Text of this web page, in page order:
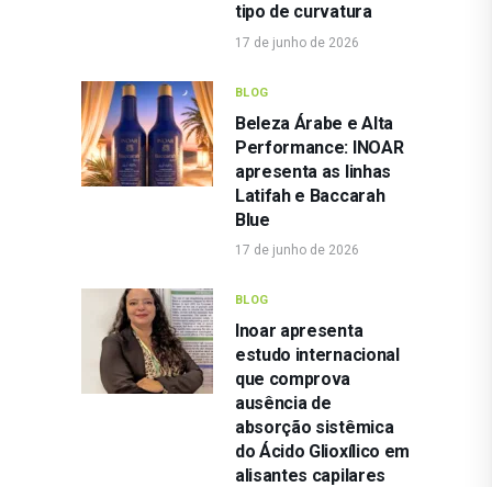
tipo de curvatura
17 de junho de 2026
BLOG
Beleza Árabe e Alta
Performance: INOAR
apresenta as linhas
Latifah e Baccarah
Blue
17 de junho de 2026
BLOG
Inoar apresenta
estudo internacional
que comprova
ausência de
absorção sistêmica
do Ácido Glioxílico em
alisantes capilares